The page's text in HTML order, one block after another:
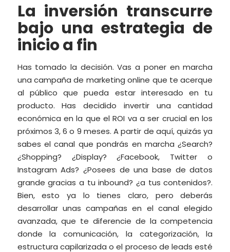
La inversión transcurre
bajo una estrategia de
inicio a fin
Has tomado la decisión. Vas a poner en marcha
una campaña de marketing online que te acerque
al público que pueda estar interesado en tu
producto. Has decidido invertir una cantidad
económica en la que el ROI va a ser crucial en los
próximos 3, 6 o 9 meses. A partir de aquí, quizás ya
sabes el canal que pondrás en marcha ¿Search?
¿Shopping? ¿Display? ¿Facebook, Twitter o
Instagram Ads? ¿Posees de una base de datos
grande gracias a tu inbound? ¿a tus contenidos?.
Bien, esto ya lo tienes claro, pero deberás
desarrollar unas campañas en el canal elegido
avanzada, que te diferencie de la competencia
donde la comunicación, la categorización, la
estructura capilarizada o el proceso de leads esté